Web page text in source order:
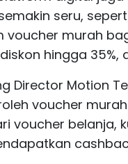
seru,
voucher murah
hingga 35%,
Director Motion
voucher
voucher belanja,